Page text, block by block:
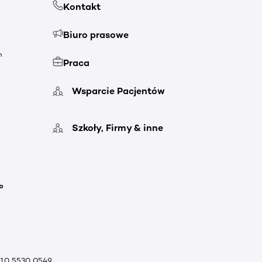
Kontakt
Biuro prasowe
Praca
Wsparcie Pacjentów
Szkoły, Firmy & inne